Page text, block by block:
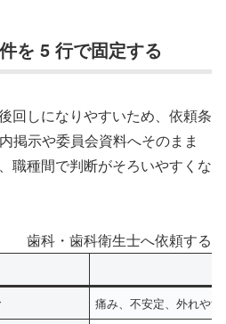
を 5 行で固定する
回しになりやすいため、依頼条
掲示や委員会資料へそのまま
職種間で判断がそろいやすくな
歯科・歯科衛生士へ依頼する
痛み、不安定、外れや